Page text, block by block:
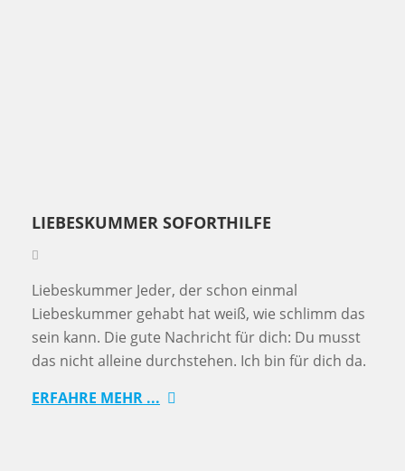
LIEBESKUMMER SOFORTHILFE
Liebeskummer Jeder, der schon einmal
Liebeskummer gehabt hat weiß, wie schlimm das
sein kann. Die gute Nachricht für dich: Du musst
das nicht alleine durchstehen. Ich bin für dich da.
ERFAHRE MEHR ...